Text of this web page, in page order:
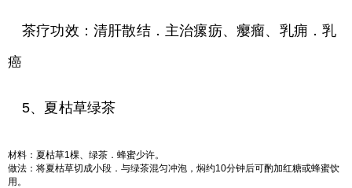
茶疗功效：清肝散结．主治瘰疬、瘿瘤、乳痈．乳
癌
5、夏枯草绿茶
材料：夏枯草1棵、绿茶．蜂蜜少许。
做法：将夏枯草切成小段．与绿茶混匀冲泡，焖约10分钟后可酌加红糖或蜂蜜饮
用。